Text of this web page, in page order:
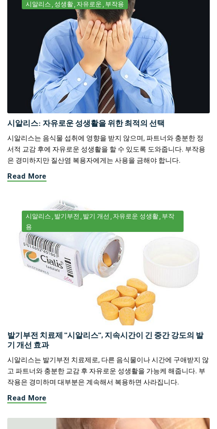
시알리스 성생활 자유로운 부작용
시알리스: 자유로운 성생활을 위한 최적의 선택
시알리스는 음식물 섭취에 영향을 받지 않으며, 파트너와 충분한 정
서적 교감 후에 자유로운 성생활을 할 수 있도록 도와줍니다. 부작용
은 경미하지만 질산염 복용자에게는 사용을 금해야 합니다.
Read More
시알리스 발기부전 발기 개선 자유로운 성생활 부작
용
발기부전 치료제 "시알리스", 지속시간이 긴 중간 강도의 발
기 개선 효과
시알리스는 발기부전 치료제로, 다른 음식물이나 시간에 구애받지 않
고 파트너와 충분한 교감 후 자유로운 성생활을 가능케 해줍니다. 부
작용은 경미하며 대부분은 계속해서 복용하면 사라집니다.
Read More